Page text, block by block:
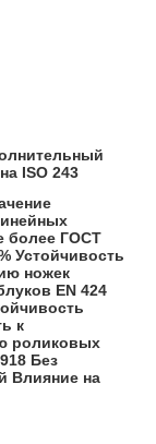
ISO 243
более ГОСТ
Устойчивость
ножек
EN 424
к
роликовых
Без
Влияние на